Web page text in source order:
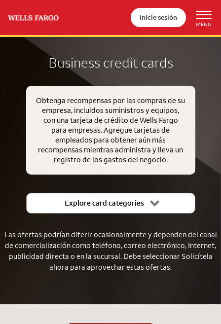
Inicie sesión
Business credit cards
Obtenga recompensas por las compras de su
empresa, incluidos suministros y equipos,
con una tarjeta de crédito de Wells Fargo
para empresas. Agregue tarjetas de
empleados para obtener aún más
recompensas mientras administra y lleva un
registro de los gastos del negocio.
Explore card categories
Las ofertas podrían diferir ocasionalmente y dependen del canal
de comercialización como teléfono, correo electrónico, Internet,
publicidad directa o en la sucursal. Debe seleccionar Solicítela
ahora para aprovechar estas ofertas.